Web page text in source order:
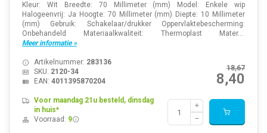
Kleur: Wit Breedte: 70 Millimeter (mm) Model: Enkele wip
Halogeenvrij: Ja Hoogte: 70 Millimeter (mm) Diepte: 10 Millimeter
(mm) Gebruik: Schakelaar/drukker Oppervlaktebescherming:
Onbehandeld Materiaalkwaliteit: Thermoplast Mater...
Meer informatie »
18,67
8,40
Artikelnummer: 283136
SKU: 2120-34
EAN: 4011395870204
Voor maandag 21u besteld, dinsdag
in huis*
Voorraad: 9